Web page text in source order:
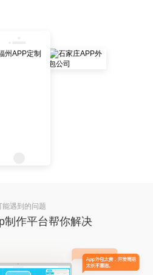
能遇到的问题
制作平台帮你解决